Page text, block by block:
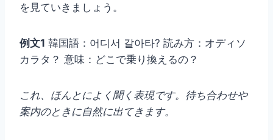
を見ていきましょう。
例文1 韓国語：어디서 갈아타? 読み方：オディソ
カラタ？ 意味：どこで乗り換えるの？
これ、ほんとによく聞く表現です。待ち合わせや
案内のときに自然に出てきます。